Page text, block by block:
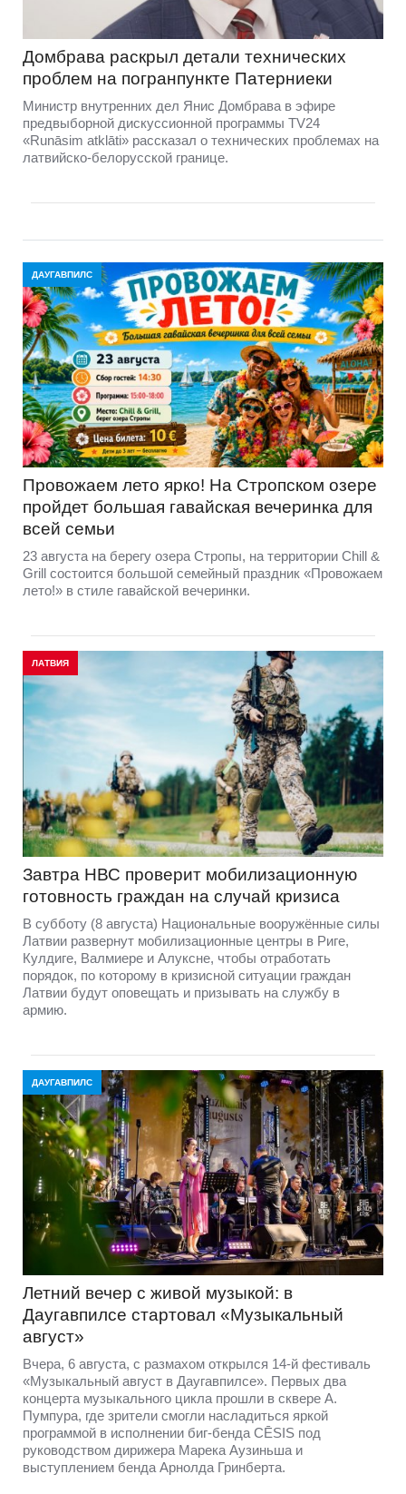
Домбравa раскрыл детали технических
проблем на погранпункте Патерниеки
Министр внутренних дел Янис Домбрава в эфире
предвыборной дискуссионной программы TV24
«Runāsim atklāti» рассказал о технических проблемах на
латвийско-белорусской границе.
ДАУГАВПИЛС
Провожаем лето ярко! На Стропском озере
пройдет большая гавайская вечеринка для
всей семьи
23 августа на берегу озера Стропы, на территории Chill &
Grill состоится большой семейный праздник «Провожаем
лето!» в стиле гавайской вечеринки.
ЛАТВИЯ
Завтра НВС проверит мобилизационную
готовность граждан на случай кризиса
В субботу (8 августа) Национальные вооружённые силы
Латвии развернут мобилизационные центры в Риге,
Кулдиге, Валмиере и Алуксне, чтобы отработать
порядок, по которому в кризисной ситуации граждан
Латвии будут оповещать и призывать на службу в
армию.
ДАУГАВПИЛС
Летний вечер с живой музыкой: в
Даугавпилсе стартовал «Музыкальный
август»
Вчера, 6 августа, с размахом открылся 14-й фестиваль
«Музыкальный август в Даугавпилсе». Первых два
концерта музыкального цикла прошли в сквере А.
Пумпура, где зрители смогли насладиться яркой
программой в исполнении биг-бенда CĒSIS под
руководством дирижера Марека Аузиньша и
выступлением бенда Арнолда Гринберта.